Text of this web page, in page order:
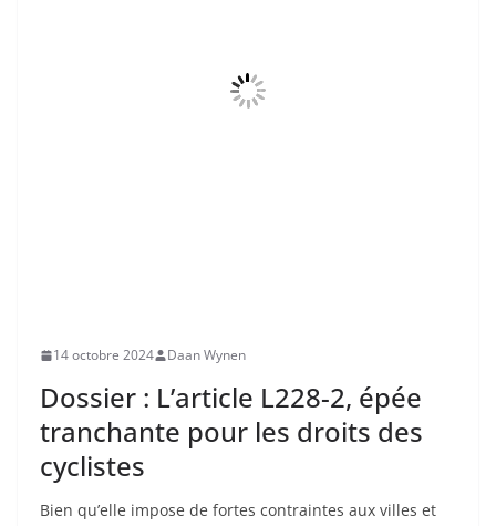
14 octobre 2024 Daan Wynen
Dossier : L’article L228-2, épée
tranchante pour les droits des
cyclistes
Bien qu’elle impose de fortes contraintes aux villes et